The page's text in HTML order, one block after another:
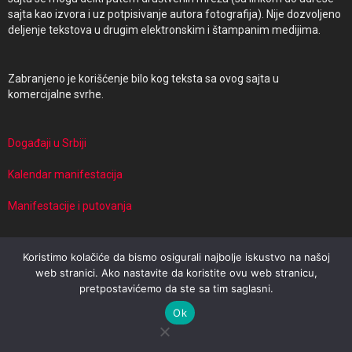
sajta kao izvora i uz potpisivanje autora fotografija). Nije dozvoljeno
deljenje tekstova u drugim elektronskim i štampanim medijima.
Zabranjeno je korišćenje bilo kog teksta sa ovog sajta u
komercijalne svrhe.
Događaji u Srbiji
Kalendar manifestacija
Manifestacije i putovanja
© 2026 Events in Serbia | Powered by Travel Target
Impresum
Uslovi korišćenja Politika privatnosti
Koristimo kolačiće da bismo osigurali najbolje iskustvo na našoj
web stranici. Ako nastavite da koristite ovu web stranicu,
pretpostavićemo da ste sa tim saglasni.
Ok